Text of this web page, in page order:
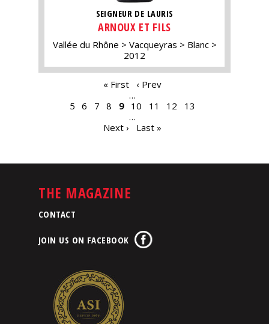
SEIGNEUR DE LAURIS
ARNOUX ET FILS
Vallée du Rhône Vacqueyras
Blanc
2012
« First
‹ Prev
…
5
6 7 8 9 10 11 12
13
…
Next ›
Last »
THE MAGAZINE
CONTACT
JOIN US ON FACEBOOK